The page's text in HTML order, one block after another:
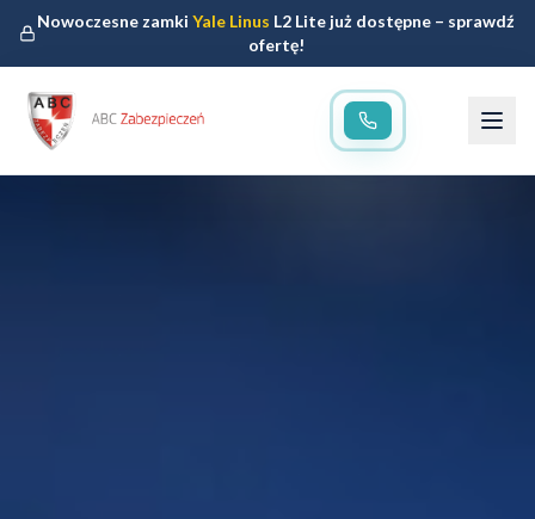
Nowoczesne zamkiYale Linus L2 Lite już dostępne – sprawdź
ofertę!